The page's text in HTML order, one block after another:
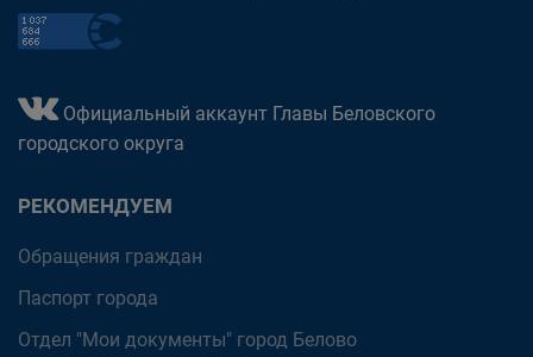
Официальный аккаунт Главы Беловского
городского округа
РЕКОМЕНДУЕМ
Обращения граждан
Паспорт города
Отдел "Мои документы" город Белово